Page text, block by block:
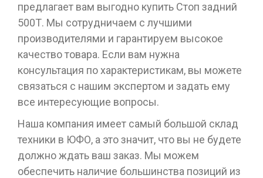
предлагает вам выгодно купить Стоп задний
500Т. Мы сотрудничаем с лучшими
производителями и гарантируем высокое
качество товара. Если вам нужна
консультация по характеристикам, вы можете
связаться с нашим экспертом и задать ему
все интересующие вопросы.
Наша компания имеет самый большой склад
техники в ЮФО, а это значит, что вы не будете
должно ждать ваш заказ. Мы можем
обеспечить наличие большинства позиций из